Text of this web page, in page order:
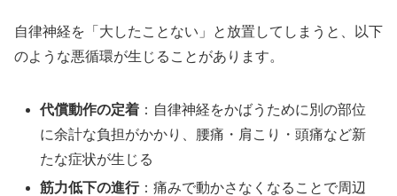
自律神経を「大したことない」と放置してしまうと、以下
のような悪循環が生じることがあります。
代償動作の定着 ：自律神経をかばうために別の部位
に余計な負担がかかり、腰痛・肩こり・頭痛など新
たな症状が生じる
筋力低下の進行：痛みで動かさなくなることで周辺